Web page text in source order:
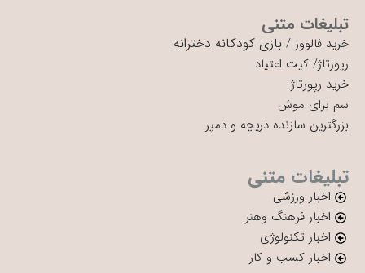
تبلیغات متنی
خرید فالوور / بازی کودکانه دخترانه
رپورتاژ/ کیت اعتیاد
خرید رپورتاژ
سم برای موش
بزرگترین سازنده دریچه و دمپر
تبلیغات متنی
اخبار ورزشی
اخبار فرهنگ وهنر
اخبار تکنولوژی
اخبار کسب و کار